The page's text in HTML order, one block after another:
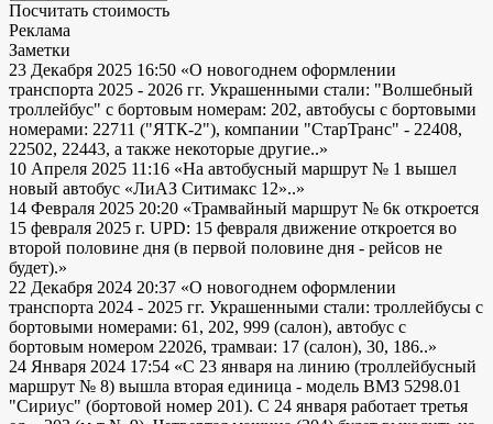
Посчитать стоимость
Реклама
Заметки
23 Декабря 2025 16:50 «О новогоднем оформлении
транспорта 2025 - 2026 гг. Украшенными стали: "Волшебный
троллейбус" с бортовым номерам: 202, автобусы с бортовыми
номерами: 22711 ("ЯТК-2"), компании "СтарТранс" - 22408,
22502, 22443, а также некоторые другие..»
10 Апреля 2025 11:16 «На автобусный маршрут № 1 вышел
новый автобус «ЛиАЗ Ситимакс 12»..»
14 Февраля 2025 20:20 «Трамвайный маршрут № 6к откроется
15 февраля 2025 г. UPD: 15 февраля движение откроется во
второй половине дня (в первой половине дня - рейсов не
будет).»
22 Декабря 2024 20:37 «О новогоднем оформлении
транспорта 2024 - 2025 гг. Украшенными стали: троллейбусы с
бортовыми номерами: 61, 202, 999 (салон), автобус с
бортовым номером 22026, трамваи: 17 (салон), 30, 186..»
24 Января 2024 17:54 «С 23 января на линию (троллейбусный
маршрут № 8) вышла вторая единица - модель ВМЗ 5298.01
"Сириус" (бортовой номер 201). С 24 января работает третья